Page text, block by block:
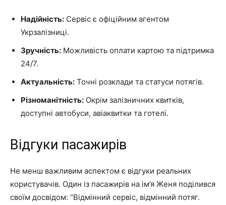
Надійність: Сервіс є офіційним агентом
Укрзалізниці.
Зручність: Можливість оплати картою та підтримка
24/7.
Актуальність: Точні розклади та статуси потягів.
Різноманітність: Окрім залізничних квитків,
доступні автобуси, авіаквитки та готелі.
Відгуки пасажирів
Не менш важливим аспектом є відгуки реальних
користувачів. Один із пасажирів на ім’я Женя поділився
своїм досвідом: “Відмінний сервіс, відмінний потяг.